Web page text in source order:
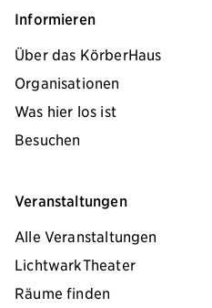
Informieren
Über das KörberHaus
Organisationen
Was hier los ist
Besuchen
Veranstaltungen
Alle Veranstaltungen
LichtwarkTheater
Räume finden